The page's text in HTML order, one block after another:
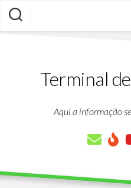
Skip
content
Terminal
Aqui a informação